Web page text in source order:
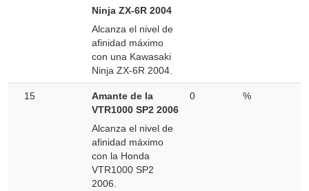
Ninja ZX-6R 2004
Alcanza el nivel de
afinidad máximo
con una Kawasaki
Ninja ZX-6R 2004.
15
Amante de la
VTR1000 SP2 2006
Alcanza el nivel de
afinidad máximo
con la Honda
VTR1000 SP2
2006.
0 %